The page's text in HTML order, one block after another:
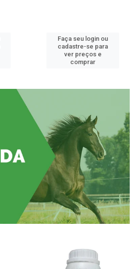
Faça seu login ou
cadastre-se para
ver preços e
comprar